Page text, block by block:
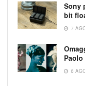
Sony
bit
7
6